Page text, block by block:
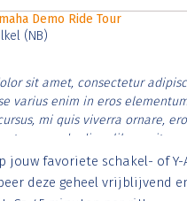
Demo Ride Tour
(NB)
sit amet, consectetur
varius enim in eros
mi quis viverra ornare,
ut commodo diam libero vitae
nibh et justo cursus id rutrum
ut sem vitae risus tristique
jouw favoriete schakel- of Y-
deze geheel vrijblijvend